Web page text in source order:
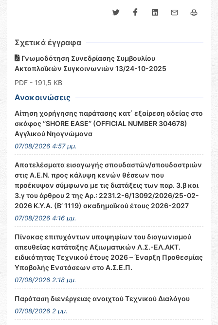
Σχετικά έγγραφα
Γνωμοδότηση Συνεδρίασης Συμβουλίου
Ακτοπλοϊκών Συγκοινωνιών 13/24-10-2025
PDF - 191,5 KB
Ανακοινώσεις
Αίτηση χορήγησης παράτασης κατ΄ εξαίρεση αδείας στο
σκάφος ‘’SHORE EASE’’ (OFFICIAL NUMBER 304678)
Αγγλικού Νηογνώμονα
07/08/2026 4:57 μμ.
Αποτελέσματα εισαγωγής σπουδαστών/σπουδαστριών
στις Α.Ε.Ν. προς κάλυψη κενών θέσεων που
προέκυψαν σύμφωνα με τις διατάξεις των παρ. 3.β και
3.γ του άρθρου 2 της Αρ.: 2231.2-6/13092/2026/25-02-
2026 Κ.Υ.Α. (Β’ 1119) ακαδημαϊκού έτους 2026-2027
07/08/2026 4:16 μμ.
Πίνακας επιτυχόντων υποψηφίων του διαγωνισμού
απευθείας κατάταξης Αξιωματικών Λ.Σ.-ΕΛ.ΑΚΤ.
ειδικότητας Τεχνικού έτους 2026 – Έναρξη Προθεσμίας
Υποβολής Ενστάσεων στο Α.Σ.Ε.Π.
07/08/2026 2:18 μμ.
Παράταση διενέργειας ανοιχτού Τεχνικού Διαλόγου
07/08/2026 2 μμ.